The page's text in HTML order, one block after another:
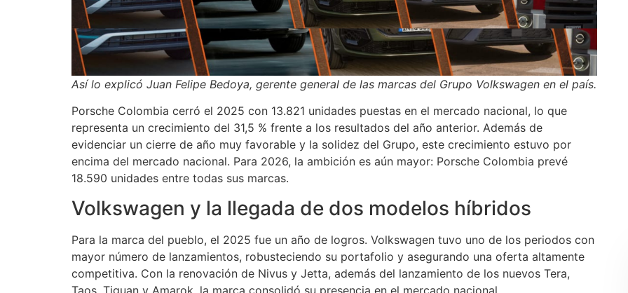
Así lo explicó Juan Felipe Bedoya, gerente general de las marcas del Grupo Volkswagen en el país.
Porsche Colombia cerró el 2025 con 13.821 unidades puestas en el mercado nacional, lo que
representa un crecimiento del 31,5 % frente a los resultados del año anterior. Además de
evidenciar un cierre de año muy favorable y la solidez del Grupo, este crecimiento estuvo por
encima del mercado nacional. Para 2026, la ambición es aún mayor: Porsche Colombia prevé
18.590 unidades entre todas sus marcas.
Volkswagen y la llegada de dos modelos híbridos
Para la marca del pueblo, el 2025 fue un año de logros. Volkswagen tuvo uno de los periodos con
mayor número de lanzamientos, robusteciendo su portafolio y asegurando una oferta altamente
competitiva. Con la renovación de Nivus y Jetta, además del lanzamiento de los nuevos Tera,
Taos, Tiguan y Amarok, la marca consolidó su presencia en el mercado nacional.